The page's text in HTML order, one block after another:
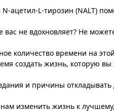
ацетил-L-тирозин (NALT)
не вдохновляет? Не
количество времени на
создать жизнь, которую вы
и причины
изменить жизнь к